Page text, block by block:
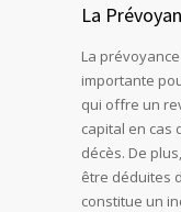
La
La
importante
qui offre un
capital en cas
décès. De
être déduites
constitue un